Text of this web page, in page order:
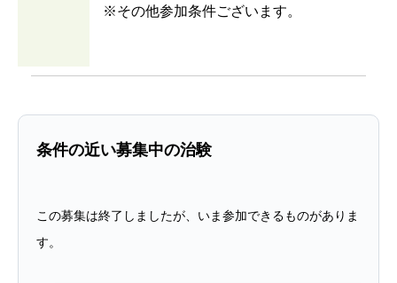
※その他参加条件ございます。
条件の近い募集中の治験
この募集は終了しましたが、いま参加できるものがありま
す。